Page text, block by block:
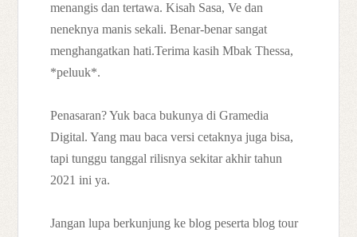
menangis dan tertawa. Kisah Sasa, Ve dan
neneknya manis sekali. Benar-benar sangat
menghangatkan hati.Terima kasih Mbak Thessa,
*peluuk*.
Penasaran? Yuk baca bukunya di Gramedia
Digital. Yang mau baca versi cetaknya juga bisa,
tapi tunggu tanggal rilisnya sekitar akhir tahun
2021 ini ya.
Jangan lupa berkunjung ke blog peserta blog tour